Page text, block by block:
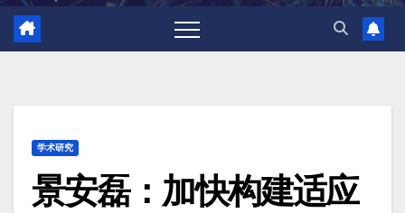
学术研究
景安磊：加快构建适应